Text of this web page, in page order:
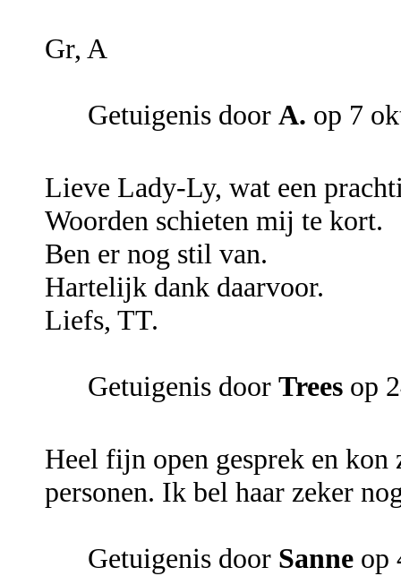
Gr, A
Getuigenis door A. op 7
Lieve Lady-Ly, wat een
Woorden schieten mij te kort.
Ben er nog stil van.
Hartelijk dank daarvoor.
Liefs, TT.
Getuigenis door Trees op
Heel fijn open gesprek en kon
personen. Ik bel haar zeker
Getuigenis door Sanne op